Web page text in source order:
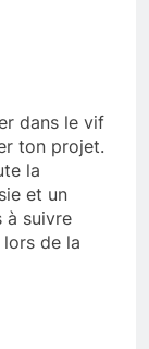
dans le vif
ton projet.
la
et un
à suivre
lors de la